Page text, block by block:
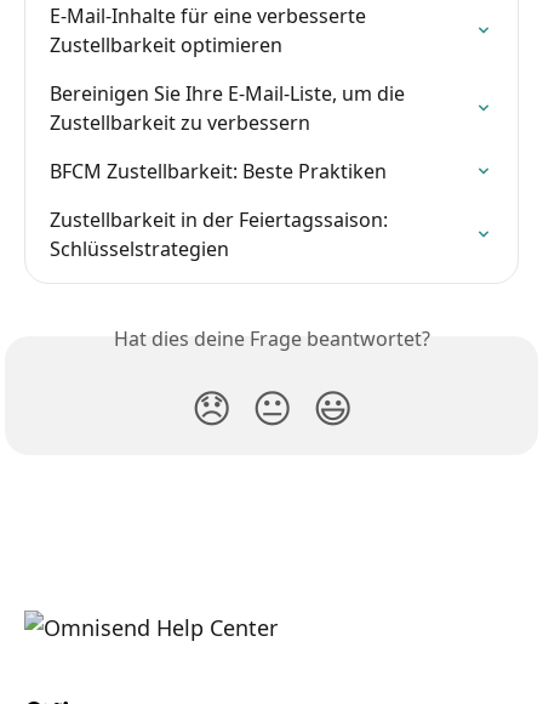
E-Mail-Inhalte für eine verbesserte
Zustellbarkeit optimieren
Bereinigen Sie Ihre E-Mail-Liste, um die
Zustellbarkeit zu verbessern
BFCM Zustellbarkeit: Beste Praktiken
Zustellbarkeit in der Feiertagssaison:
Schlüsselstrategien
Hat dies deine Frage beantwortet?
😞 😐 😃